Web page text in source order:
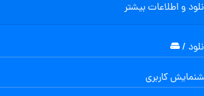
و اطلاعات بیشتر
/
کاربری